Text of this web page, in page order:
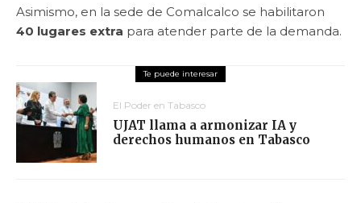
Asimismo, en la sede de Comalcalco se habilitaron
40 lugares extra para atender parte de la demanda.
El Poder en Tabasco
UJAT llama a armonizar IA y
derechos humanos en Tabasco